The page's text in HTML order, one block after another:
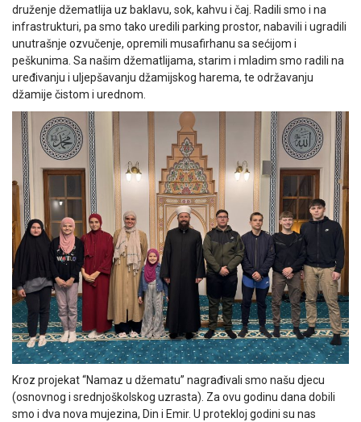
druženje džematlija uz baklavu, sok, kahvu i čaj. Radili smo i na
infrastrukturi, pa smo tako uredili parking prostor, nabavili i ugradili
unutrašnje ozvučenje, opremili musafirhanu sa sećijom i
peškunima. Sa našim džematlijama, starim i mladim smo radili na
uređivanju i uljepšavanju džamijskog harema, te održavanju
džamije čistom i urednom.
Kroz projekat “Namaz u džematu” nagrađivali smo našu djecu
(osnovnog i srednjoškolskog uzrasta). Za ovu godinu dana dobili
smo i dva nova mujezina, Din i Emir. U protekloj godini su nas